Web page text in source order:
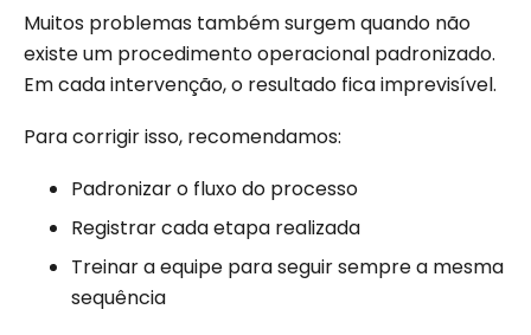
Muitos problemas também surgem quando não
existe um procedimento operacional padronizado.
Em cada intervenção, o resultado fica imprevisível.
Para corrigir isso, recomendamos:
Padronizar o fluxo do processo
Registrar cada etapa realizada
Treinar a equipe para seguir sempre a mesma
sequência